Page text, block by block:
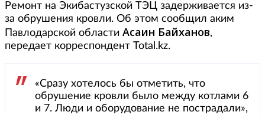
Ремонт на Экибастузской ТЭЦ задерживается из-
за обрушения кровли. Об этом сообщил аким
Павлодарской области Асаин Байханов,
передает корреспондент Total.kz.
«Сразу хотелось бы отметить, что
обрушение кровли было между котлами 6
и 7. Люди и оборудование не пострадали»,